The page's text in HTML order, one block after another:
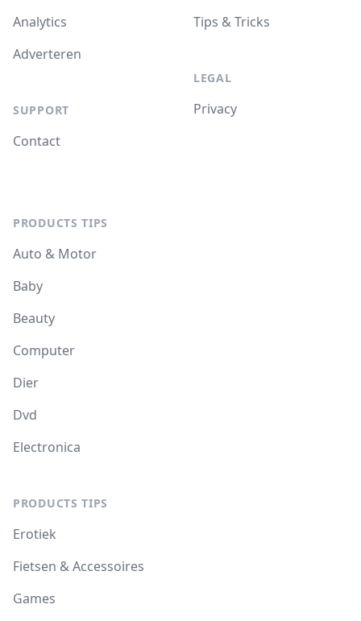
Analytics
Adverteren
SUPPORT
Contact
Tips & Tricks
LEGAL
Privacy
PRODUCTS TIPS
Auto & Motor
Baby
Beauty
Computer
Dier
Dvd
Electronica
PRODUCTS TIPS
Erotiek
Fietsen & Accessoires
Games